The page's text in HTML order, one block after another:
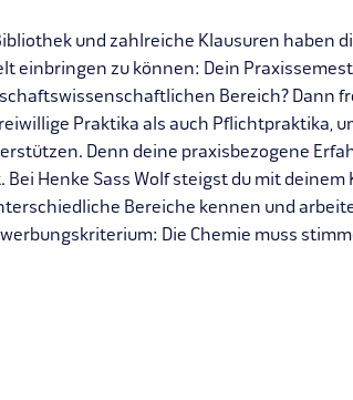
und zahlreiche Klausuren haben
einbringen zu können: Dein
Bereich? Dann
Praktika als auch Pflichtpraktika,
Denn deine praxisbezogene
Henke Sass Wolf steigst du mit deinem
Bereiche kennen und
Die Chemie muss